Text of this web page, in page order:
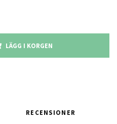
LÄGG I KORGEN
RECENSIONER